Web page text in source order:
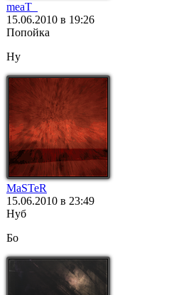
meaT_
15.06.2010 в 19:26
Попойка
Ну
MaSTeR
15.06.2010 в 23:49
Нуб
Бо